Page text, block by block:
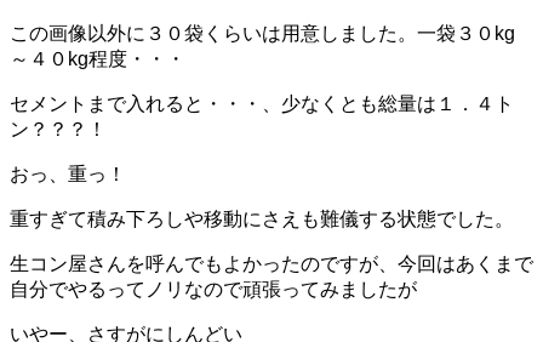
この画像以外に３０袋くらいは用意しました。一袋３０kg
～４０kg程度・・・
セメントまで入れると・・・、少なくとも総量は１．４ト
ン？？？！
おっ、重っ！
重すぎて積み下ろしや移動にさえも難儀する状態でした。
生コン屋さんを呼んでもよかったのですが、今回はあくまで
自分でやるってノリなので頑張ってみましたが
いやー、さすがにしんどい